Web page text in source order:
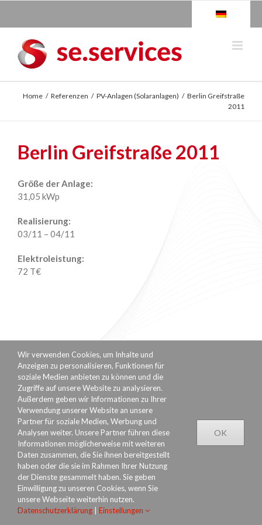
Home / Referenzen / PV-Anlagen (Solaranlagen) / Berlin Greifstraße
2011
Berlin Greifstraße 2011
Größe der Anlage:
31,05 kWp
Realisierung:
03/11 – 04/11
Elektroleistung:
72 T€
Datenschutzerklärung
Wir verwenden Cookies, um Inhalte und
Anzeigen zu personalisieren, Funktionen für
soziale Medien anbieten zu können und die
Zugriffe auf unsere Website zu analysieren.
Außerdem geben wir Informationen zu Ihrer
Verwendung unserer Website an unsere
Partner für soziale Medien, Werbung und
Analysen weiter. Unsere Partner führen diese
Informationen möglicherweise mit weiteren
Daten zusammen, die Sie ihnen bereitgestellt
haben oder die sie im Rahmen Ihrer Nutzung
der Dienste gesammelt haben. Sie geben
Einwilligung zu unseren Cookies, wenn Sie
unsere Webseite weiterhin nutzen.
Datenschutzerklärung
Einstellungen
OK